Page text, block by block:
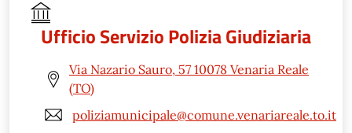
Ufficio Servizio Polizia Giudiziaria
Via Nazario Sauro, 57 10078 Venaria Reale
(TO)
poliziamunicipale@comune.venariareale.to.it